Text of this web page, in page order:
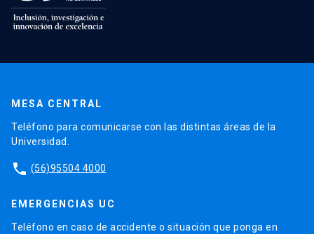
MESA CENTRAL
Teléfono para comunicarse con las distintas áreas de la
Universidad.
phone (56)95504 4000
EMERGENCIAS UC
Teléfono en caso de accidente o situación que ponga en